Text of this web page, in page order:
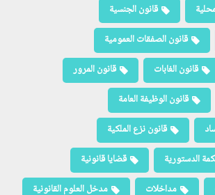
قانون الجنسية
قانون الصفقات العمومية
قانون الغابات
قانون المرور
قانون الوظيفة العامة
قانون نزع الملكية
الدستورية
قضايا قانونية
مداخلات
مدخل العلوم القانونية